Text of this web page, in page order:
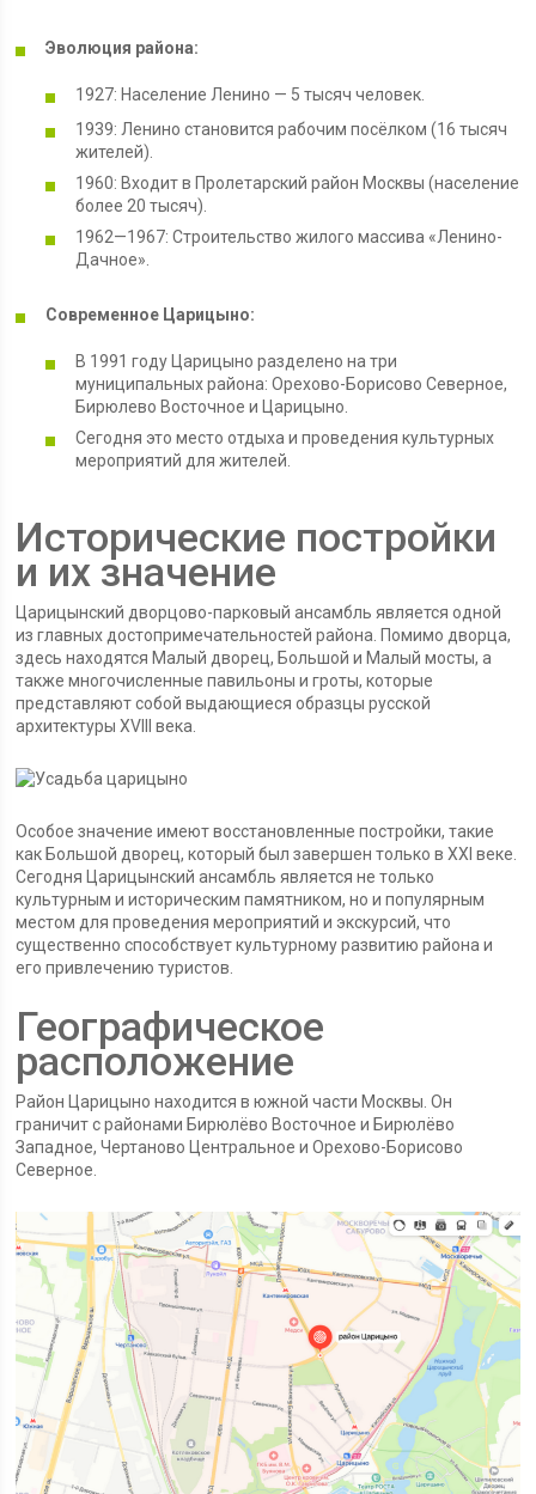
Эволюция района:
1927: Население Ленино — 5 тысяч человек.
1939: Ленино становится рабочим посёлком (16 тысяч
жителей).
1960: Входит в Пролетарский район Москвы (население
более 20 тысяч).
1962—1967: Строительство жилого массива «Ленино-
Дачное».
Современное Царицыно:
В 1991 году Царицыно разделено на три
муниципальных района: Орехово-Борисово Северное,
Бирюлево Восточное и Царицыно.
Сегодня это место отдыха и проведения культурных
мероприятий для жителей.
Исторические постройки
и их значение
Царицынский дворцово-парковый ансамбль является одной
из главных достопримечательностей района. Помимо дворца,
здесь находятся Малый дворец, Большой и Малый мосты, а
также многочисленные павильоны и гроты, которые
представляют собой выдающиеся образцы русской
архитектуры XVIII века.
Особое значение имеют восстановленные постройки, такие
как Большой дворец, который был завершен только в XXI веке.
Сегодня Царицынский ансамбль является не только
культурным и историческим памятником, но и популярным
местом для проведения мероприятий и экскурсий, что
существенно способствует культурному развитию района и
его привлечению туристов.
Географическое
расположение
Район Царицыно находится в южной части Москвы. Он
граничит с районами Бирюлёво Восточное и Бирюлёво
Западное, Чертаново Центральное и Орехово-Борисово
Северное.